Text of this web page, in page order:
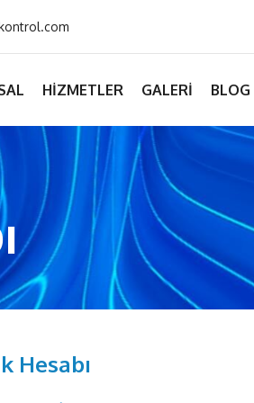
HIZMETLER GALERI BLOG
Hesabı